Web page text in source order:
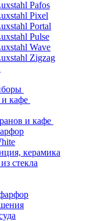
Pafos
Pixel
Portal
Pulse
Wave
Zigzag
и кафе
и кафе
керамика
стекла